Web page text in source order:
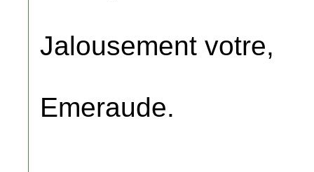
Jalousement votre,
Emeraude.